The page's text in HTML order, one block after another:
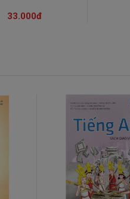
33.000đ